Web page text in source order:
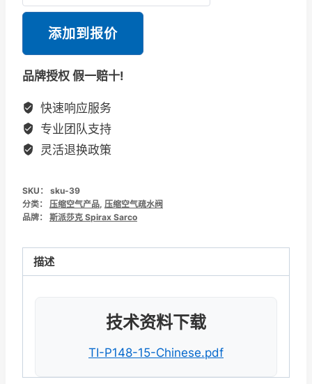
添加到报价
品牌授权 假一赔十!
快速响应服务
专业团队支持
灵活退换政策
SKU： sku-39
分类： 压缩空气产品, 压缩空气疏水阀
品牌： 斯派莎克 Spirax Sarco
描述
技术资料下载
TI-P148-15-Chinese.pdf